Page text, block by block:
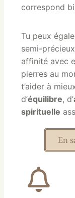
correspond
Tu peux
semi-
affinité avec
pierres au
t’aider à
d’équilibre, d’
spirituelle
En